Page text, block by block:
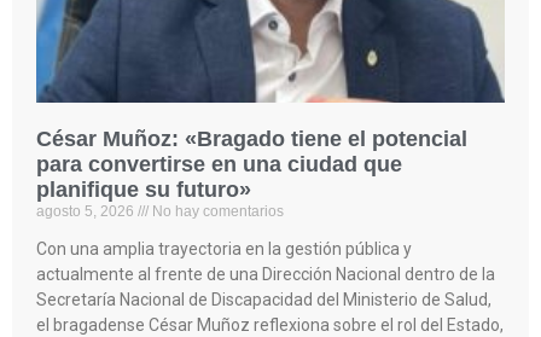
César Muñoz: «Bragado tiene el potencial
para convertirse en una ciudad que
planifique su futuro»
agosto 5, 2026 No hay comentarios
Con una amplia trayectoria en la gestión pública y
actualmente al frente de una Dirección Nacional dentro de la
Secretaría Nacional de Discapacidad del Ministerio de Salud,
el bragadense César Muñoz reflexiona sobre el rol del Estado,